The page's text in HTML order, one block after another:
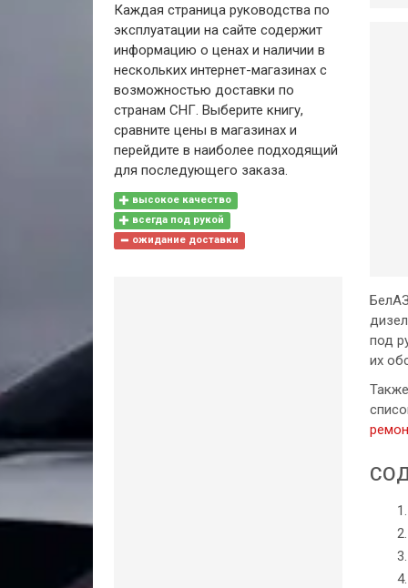
под
их
Каждая страница руководства по
эксплуатации на сайте содержит
информацию о ценах и наличии в
нескольких интернет-магазинах с
возможностью доставки по
странам СНГ. Выберите книгу,
сравните цены в магазинах и
перейдите в наиболее подходящий
для последующего заказа.
высокое качество
всегда под рукой
ожидание доставки